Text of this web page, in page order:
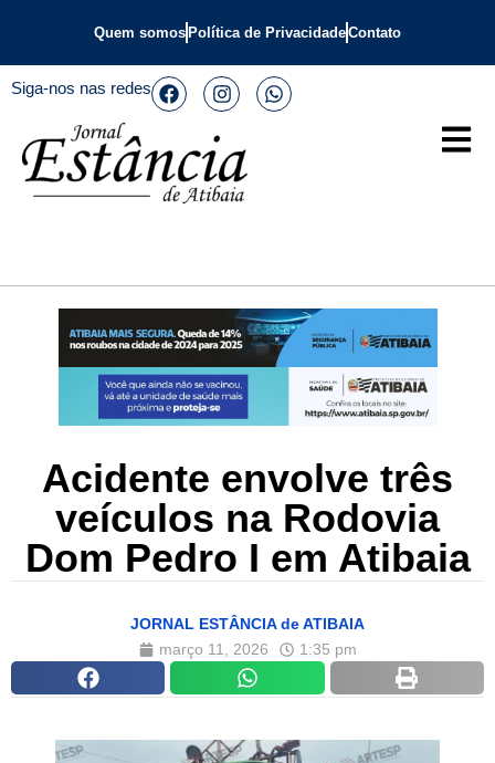
Quem somos Política de PrivacidadeContato
Siga-nos nas redes
Acidente envolve três
veículos na Rodovia
Dom Pedro I em Atibaia
JORNAL ESTÂNCIA de ATIBAIA
março 11, 2026
1:35 pm